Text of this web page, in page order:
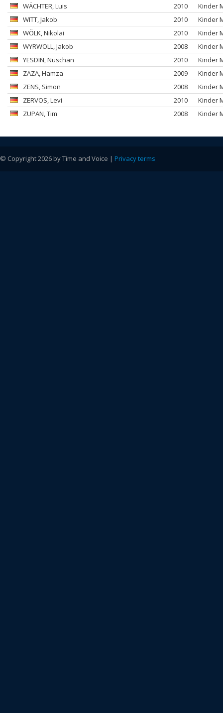
WÄCHTER, Luis 2010
Kinder
WITT, Jakob 2010
Kinder
WÖLK, Nikolai 2010
Kinder
WYRWOLL, Jakob 2008
Kinder
YESDIN, Nuschan 2010
Kinder
ZAZA, Hamza 2009
Kinder
ZENS, Simon 2008
Kinder
ZERVOS, Levi 2010
Kinder
ZUPAN, Tim 2008 Kinder
© Copyright 2026 by Time and Voice | Privacy terms